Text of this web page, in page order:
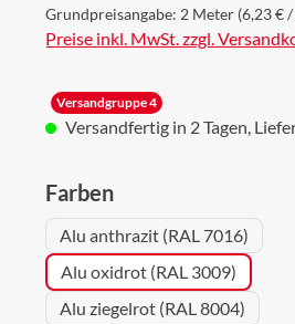
Grundpreisangabe: 2 Meter (6,23 €
Preise inkl. MwSt. zzgl.
Versandgruppe 4
Versandfertig in 2 Tagen,
Farbenauswählen
Alu anthrazit (RAL 7016)
Alu oxidrot (RAL 3009)
Alu ziegelrot (RAL 8004)